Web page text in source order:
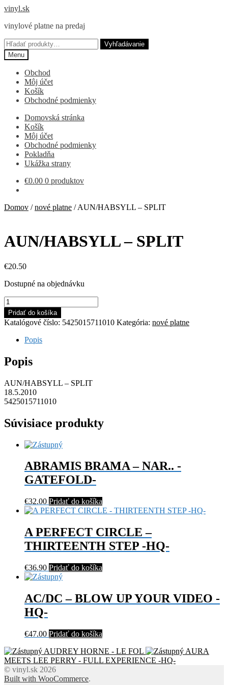
Preskočiť
navigáciu
Preskočiť
obsah
vinyl.sk
vinylové platne na predaj
Hľadať:
Vyhľadávanie
Menu
Obchod
Môj účet
Košík
Obchodné podmienky
Domovská stránka
Košík
Môj účet
Obchodné podmienky
Pokladňa
Ukážka strany
€0.00 0 produktov
Domov /nové platne /AUN/HABSYLL – SPLIT
AUN/HABSYLL – SPLIT
€20.50
Dostupné na objednávku
množstvo
AUN/HABSYLL
-
SPLIT
Pridať do košíka
Katalógové číslo: 5425015711010 Kategória: nové platne
Popis
Popis
AUN/HABSYLL – SPLIT
18.5.2010
5425015711010
Súvisiace produkty
ABRAMIS BRAMA – NAR.. -
GATEFOLD-
€32.00 Pridať do košíka
A PERFECT CIRCLE –
THIRTEENTH STEP -HQ-
€36.90 Pridať do košíka
AC/DC – BLOW UP YOUR VIDEO -
HQ-
€47.00 Pridať do košíka
AUDREY HORNE - LE FOL
AURA
MEETS LEE PERRY - FULL EXPERIENCE -HQ-
© vinyl.sk 2026
Built with WooCommerce.